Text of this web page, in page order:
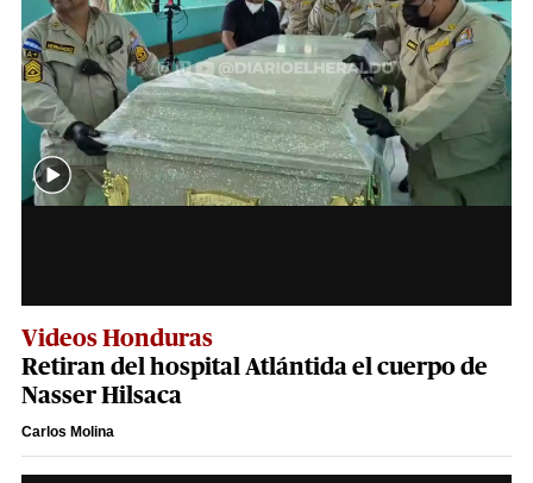
Videos Honduras
Retiran del hospital Atlántida el cuerpo de
Nasser Hilsaca
Carlos Molina